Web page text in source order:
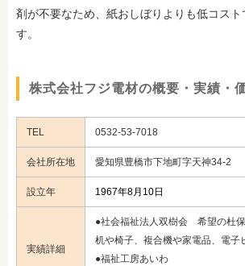
剤が不要なため、紙おしぼりよりも低コス
す。
株式会社フジ電材の概要・実績・
TEL 0532-53-7018
会社所在地 愛知県豊橋市下地町字天神34-2
設立年 1967年8月10日
実績詳細
●社会福祉法人双樹会 希望の杜
机や椅子、複合機や家電品、電子
●福祉工房あいわ